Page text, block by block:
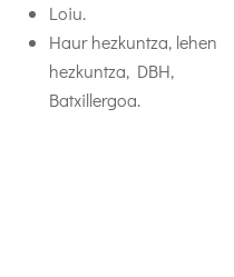
Loiu.
Haur hezkuntza, lehen
hezkuntza, DBH,
Batxillergoa.